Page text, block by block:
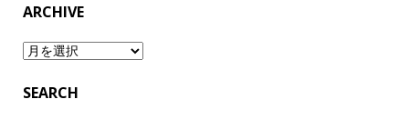
ARCHIVE
Archive
SEARCH